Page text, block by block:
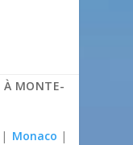
À MONTE-
| Monaco |